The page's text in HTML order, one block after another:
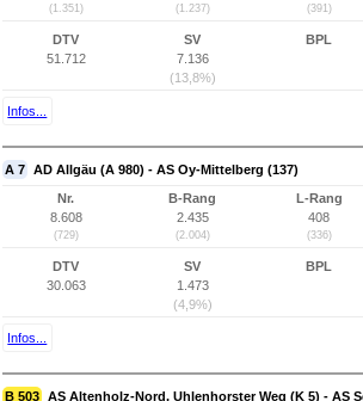
(1.351) (1.237) (391)
DTV
51.712
SV
7.136
(13,8%)
BPL
Infos...
A 7 AD Allgäu (A 980) - AS Oy-Mittelberg (137)
Nr.
8.608
(729)
B-Rang
2.435
(2.004)
L-Rang
408
(336)
DTV
30.063
SV
1.473
(4,9%)
BPL
Infos...
B 503 AS Altenholz-Nord, Uhlenhorster Weg (K 5) - AS